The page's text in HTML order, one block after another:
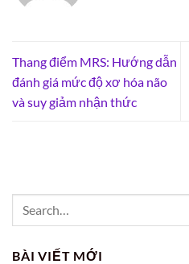
Thang điểm MRS: Hướng dẫn
đánh giá mức độ xơ hóa não
và suy giảm nhận thức
BÀI VIẾT MỚI